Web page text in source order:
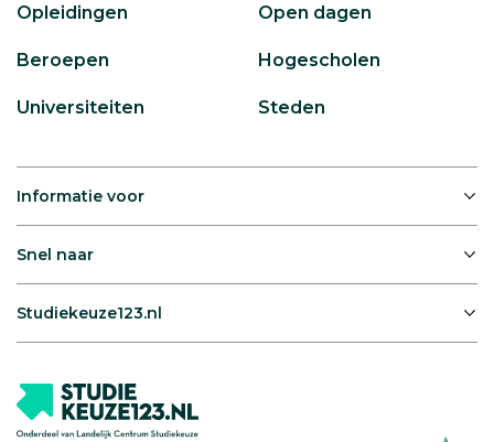
Opleidingen Open dagen
Beroepen Hogescholen
Universiteiten Steden
Informatie voor
Snel naar
Studiekeuze123.nl